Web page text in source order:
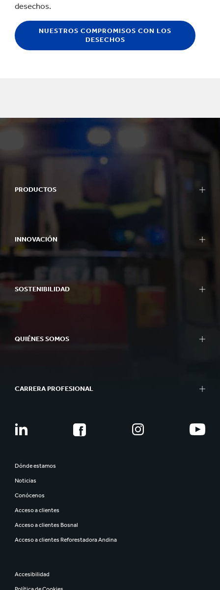
desechos.
NUESTROS COMPROMISOS CON LOS
DESECHOS
PRODUCTOS
INNOVACIÓN
SOSTENIBILIDAD
QUIÉNES SOMOS
CARRERA PROFESIONAL
Dónde estamos
Noticias
Conócenos
Acceso a clientes
Acceso a clientes Bosnal
Acceso a clientes Reforestadora Andina
Accesibilidad